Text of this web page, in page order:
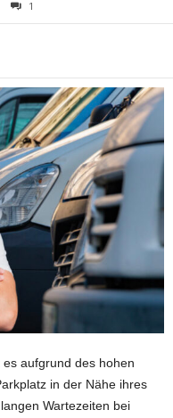
1
es aufgrund des hohen
in der Nähe ihres
Wartezeiten bei